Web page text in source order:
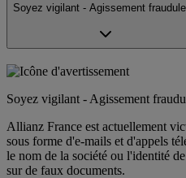
Soyez vigilant - Agissement
Soyez vigilant - Agissement
Allianz France est actuellement
sous forme d'e-mails et d'appels
le nom de la société ou l'identité
sur de faux documents.